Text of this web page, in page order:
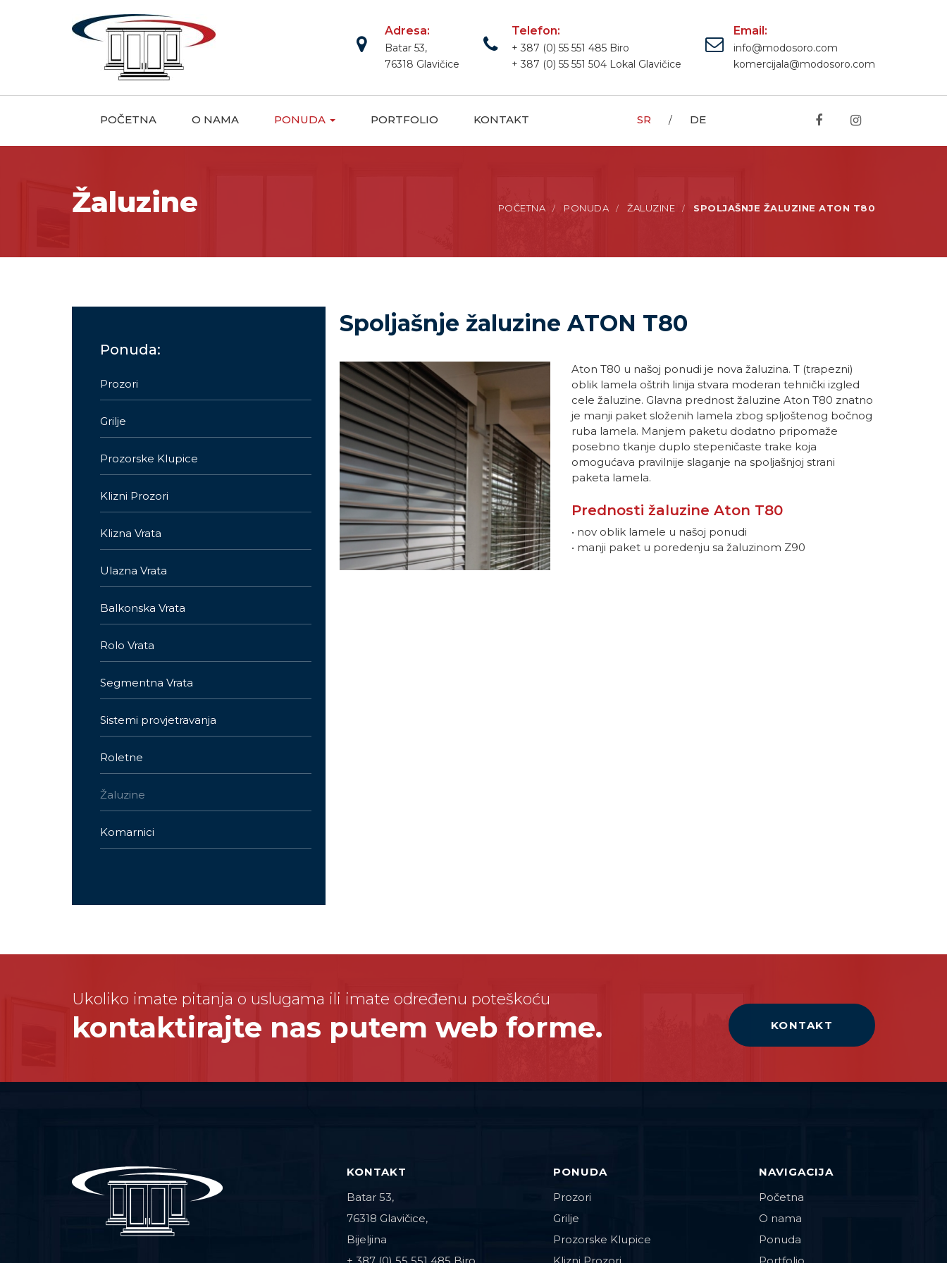
Adresa:
Batar 53,
76318 Glavičice
Telefon:
+ 387 (0) 55 551 485 Biro
+ 387 (0) 55 551 504 Lokal Glavičice
Email:
info@modosoro.com
komercijala@modosoro.com
SR / DE
POČETNA O NAMA PONUDA PORTFOLIO KONTAKT
Žaluzine POČETNA PONUDA ŽALUZINE SPOLJAŠNJE ŽALUZINE ATON T80
Ponuda:
Prozori
Grilje
Prozorske Klupice
Klizni Prozori
Klizna Vrata
Ulazna Vrata
Balkonska Vrata
Rolo Vrata
Segmentna Vrata
Sistemi provjetravanja
Roletne
Žaluzine
Komarnici
Spoljašnje žaluzine ATON T80
Aton T80 u našoj ponudi je nova žaluzina. T (trapezni)
oblik lamela oštrih linija stvara moderan tehnički izgled
cele žaluzine. Glavna prednost žaluzine Aton T80 znatno
je manji paket složenih lamela zbog spljoštenog bočnog
ruba lamela. Manjem paketu dodatno pripomaže
posebno tkanje duplo stepeničaste trake koja
omogućava pravilnije slaganje na spoljašnjoj strani
paketa lamela.
Prednosti žaluzine Aton T80
• nov oblik lamele u našoj ponudi
• manji paket u poredenju sa žaluzinom Z90
Ukoliko imate pitanja o uslugama ili imate određenu poteškoću
kontaktirajte nas putem web forme. KONTAKT
KONTAKT
Batar 53,
76318 Glavičice,
Bijeljina
PONUDA
Prozori
Grilje
Prozorske Klupice
NAVIGACIJA
Početna
O nama
Ponuda